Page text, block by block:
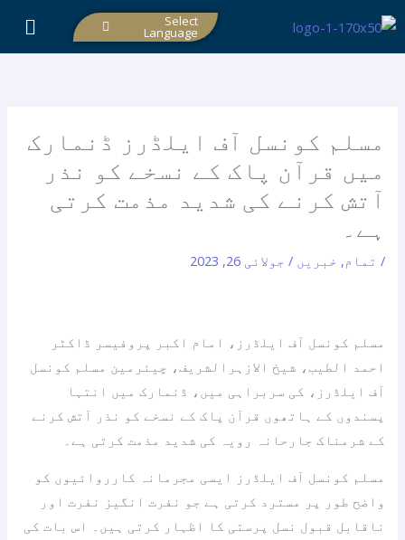
مواد
پر
Select
Language
مسلم کونسل آف ایلڈرز ڈنمارک
میں قرآن پاک کے نسخے کو نذر
آتش کرنے کی شدید مذمت کرتی
ہے۔
/ تمام, خبریں / جولائی 26, 2023
مسلم کونسل آف ایلڈرز، امام اکبر پروفیسر ڈاکٹر
احمد الطیب، شیخ الازہرالشریف، چیئرمین مسلم کونسل
آف ایلڈرز، کی سربراہی میں، ڈنمارک میں انتہا
پسندوں کے ہاتھوں قرآن پاک کے نسخے کو نذر آتش کرنے
کے شرمناک جارحانہ رویہ کی شدید مذمت کرتی ہے۔
مسلم کونسل آف ایلڈرز ایسی مجرمانہ کارروائیوں کو
واضح طور پر مسترد کرتی ہے جو نفرت انگیز نفرت اور
ناقابل قبول نسل پرستی کا اظہار کرتی ہیں۔ اس بات کی